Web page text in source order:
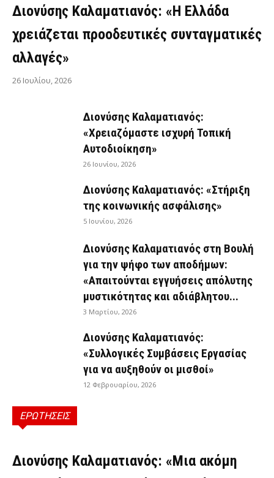
Διονύσης Καλαματιανός: «Η Ελλάδα
χρειάζεται προοδευτικές συνταγματικές
αλλαγές»
26 Ιουλίου, 2026
Διονύσης Καλαματιανός:
«Χρειαζόμαστε ισχυρή Τοπική
Αυτοδιοίκηση»
26 Ιουνίου, 2026
Διονύσης Καλαματιανός: «Στήριξη
της κοινωνικής ασφάλισης»
5 Ιουνίου, 2026
Διονύσης Καλαματιανός στη Βουλή
για την ψήφο των αποδήμων:
«Απαιτούνται εγγυήσεις απόλυτης
μυστικότητας και αδιάβλητου...
3 Μαρτίου, 2026
Διονύσης Καλαματιανός:
«Συλλογικές Συμβάσεις Εργασίας
για να αυξηθούν οι μισθοί»
12 Φεβρουαρίου, 2026
ΕΡΩΤΗΣΕΙΣ
ΕΡΩΤΉΣΕΙΣ
Διονύσης Καλαματιανός: «Μια ακόμη